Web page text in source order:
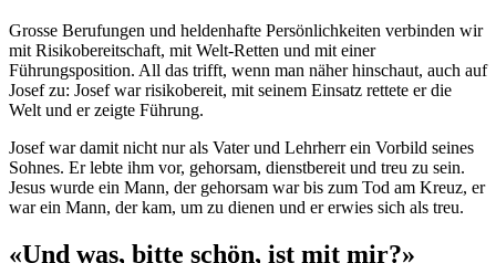
Grosse Berufungen und heldenhafte Persönlichkeiten verbinden wir
mit Risikobereitschaft, mit Welt-Retten und mit einer
Führungsposition. All das trifft, wenn man näher hinschaut, auch auf
Josef zu: Josef war risikobereit, mit seinem Einsatz rettete er die
Welt und er zeigte Führung.
Josef war damit nicht nur als Vater und Lehrherr ein Vorbild seines
Sohnes. Er lebte ihm vor, gehorsam, dienstbereit und treu zu sein.
Jesus wurde ein Mann, der gehorsam war bis zum Tod am Kreuz, er
war ein Mann, der kam, um zu dienen und er erwies sich als treu.
«Und was, bitte schön, ist mit mir?»